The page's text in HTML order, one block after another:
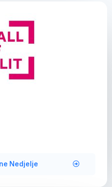
Nedjelje